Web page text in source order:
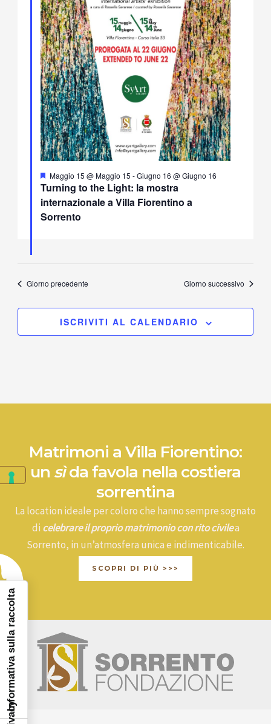
Turning to the Light: la mostra
internazionale a Villa Fiorentino a
Sorrento
Segnalati
Maggio 15 @ Maggio 15 -Giugno 16 @ Giugno 16
Giorno precedente Giorno successivo
ISCRIVITI AL CALENDARIO
Matrimoni a Villa Fiorentino:
un sìda favola nella costiera
sorrentina
La location ideale per coloro che hanno sempre sognato
di celebrare il proprio matrimonio con rito civilea
Sorrento, in un’atmosfera unica e indimenticabile.
SCOPRI DI PIÙ >>>
Informativa sulla raccolta